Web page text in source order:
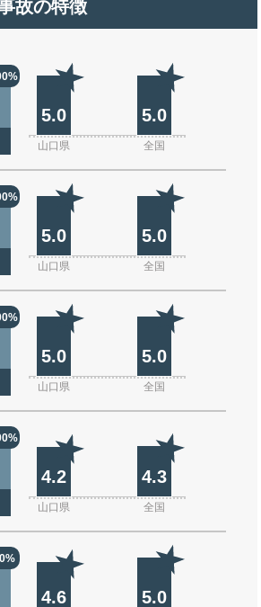
故の特徴
5.0 5.0
山口県 全国
5.0 5.0
山口県 全国
5.0 5.0
山口県 全国
4.2 4.3
山口県 全国
4.6 5.0